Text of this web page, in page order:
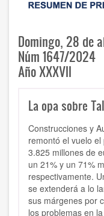
Domingo, 28 de
Núm 1647/2024
Año XXXVII
La opa sobre
Construcciones y
remontó el vuelo
3.825 millones de
un 21% y un 71%
respectivamente.
se extenderá a lo
sus márgenes por
los problemas en